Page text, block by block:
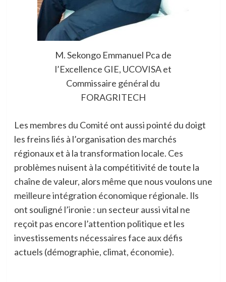
M. Sekongo Emmanuel Pca de
l’Excellence GIE, UCOVISA et
Commissaire général du
FORAGRITECH
Les membres du Comité ont aussi pointé du doigt
les freins liés à l’organisation des marchés
régionaux et à la transformation locale. Ces
problèmes nuisent à la compétitivité de toute la
chaîne de valeur, alors même que nous voulons une
meilleure intégration économique régionale. Ils
ont souligné l’ironie : un secteur aussi vital ne
reçoit pas encore l’attention politique et les
investissements nécessaires face aux défis
actuels (démographie, climat, économie).